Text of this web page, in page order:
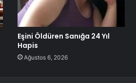
Eşini Öldüren Sanığa 24 Yıl
Hapis
Ağustos 6, 2026